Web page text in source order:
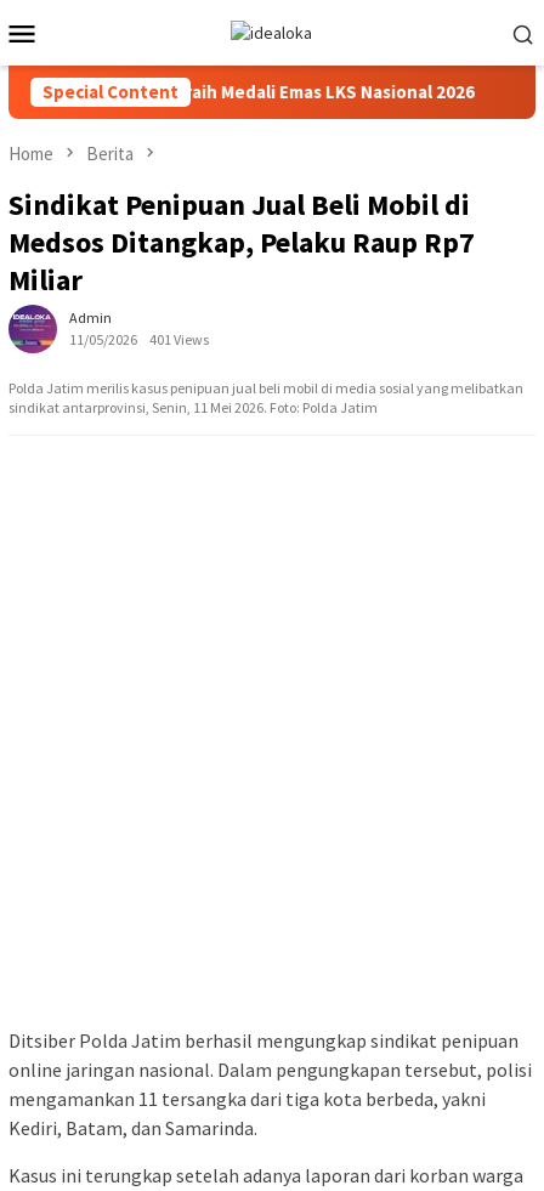
to
contentMenu
Special Content
Siswa Peraih Medali Emas LKS Nasional 2026
Home Berita
Sindikat Penipuan Jual Beli Mobil di
Medsos Ditangkap, Pelaku Raup Rp7
Miliar
Admin
11/05/2026
401 Views
Polda Jatim merilis kasus penipuan jual beli mobil di media sosial yang melibatkan
sindikat antarprovinsi, Senin, 11 Mei 2026. Foto: Polda Jatim
Ditsiber Polda Jatim berhasil mengungkap sindikat penipuan
online jaringan nasional. Dalam pengungkapan tersebut, polisi
mengamankan 11 tersangka dari tiga kota berbeda, yakni
Kediri, Batam, dan Samarinda.
Kasus ini terungkap setelah adanya laporan dari korban warga